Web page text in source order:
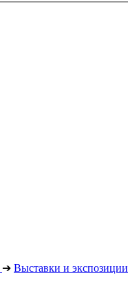
➔ Выставки и экспозиции